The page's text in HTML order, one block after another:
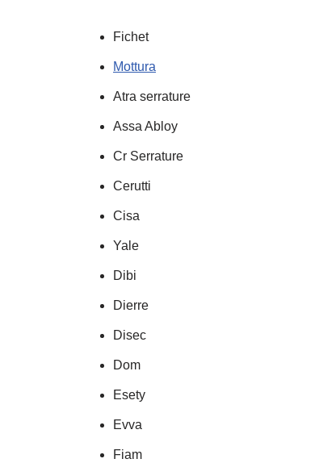
Fichet
Mottura
Atra serrature
Assa Abloy
Cr Serrature
Cerutti
Cisa
Yale
Dibi
Dierre
Disec
Dom
Esety
Evva
Fiam